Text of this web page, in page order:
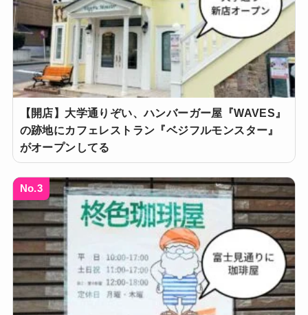
【開店】大学通りぞい、ハンバーガー屋『WAVES』
の跡地にカフェレストラン『ベジフルモンスター』
がオープンしてる
No.3